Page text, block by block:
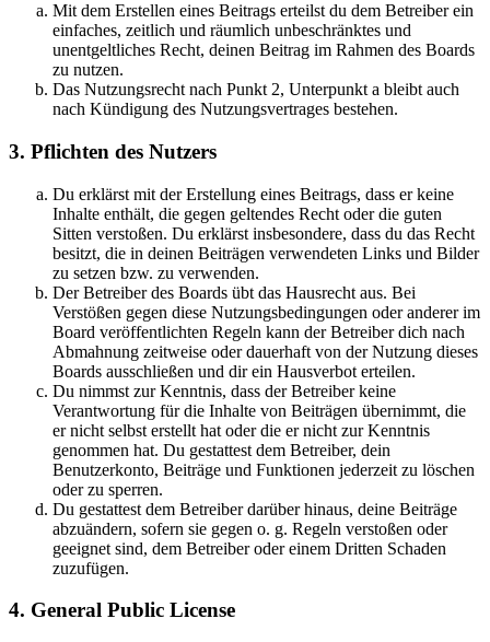
Mit dem Erstellen eines Beitrags erteilst du dem Betreiber ein
einfaches, zeitlich und räumlich unbeschränktes und
unentgeltliches Recht, deinen Beitrag im Rahmen des Boards
zu nutzen.
Das Nutzungsrecht nach Punkt 2, Unterpunkt a bleibt auch
nach Kündigung des Nutzungsvertrages bestehen.
3. Pflichten des Nutzers
Du erklärst mit der Erstellung eines Beitrags, dass er keine
Inhalte enthält, die gegen geltendes Recht oder die guten
Sitten verstoßen. Du erklärst insbesondere, dass du das Recht
besitzt, die in deinen Beiträgen verwendeten Links und Bilder
zu setzen bzw. zu verwenden.
Der Betreiber des Boards übt das Hausrecht aus. Bei
Verstößen gegen diese Nutzungsbedingungen oder anderer im
Board veröffentlichten Regeln kann der Betreiber dich nach
Abmahnung zeitweise oder dauerhaft von der Nutzung dieses
Boards ausschließen und dir ein Hausverbot erteilen.
Du nimmst zur Kenntnis, dass der Betreiber keine
Verantwortung für die Inhalte von Beiträgen übernimmt, die
er nicht selbst erstellt hat oder die er nicht zur Kenntnis
genommen hat. Du gestattest dem Betreiber, dein
Benutzerkonto, Beiträge und Funktionen jederzeit zu löschen
oder zu sperren.
Du gestattest dem Betreiber darüber hinaus, deine Beiträge
abzuändern, sofern sie gegen o. g. Regeln verstoßen oder
geeignet sind, dem Betreiber oder einem Dritten Schaden
zuzufügen.
4. General Public License